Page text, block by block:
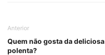
Anterior
Quem não gosta da deliciosa
polenta?